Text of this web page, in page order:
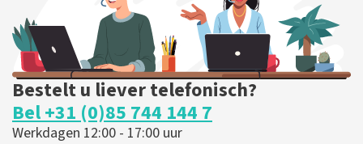
Bestelt u liever telefonisch?
Bel +31 (0)85 744 144 7
Werkdagen 12:00 - 17:00 uur